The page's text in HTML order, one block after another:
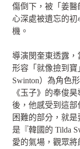
傷倒下，被「姜
心深處被遺忘的
機。
導演閔奎東透露，
形容「就像撿到寶
Swinton）為角色
《玉子》的奉俊
後，他感受到這
困難的部分，就
是『韓國的 Tilda
愛的氣場，觀眾將